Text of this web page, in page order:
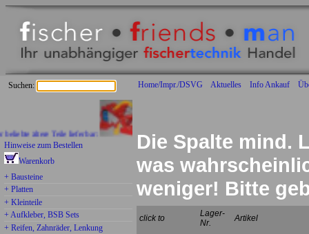
Home/Impr./DSVG Aktuelles Info Ankauf
Suchen:
ältere Teile lieferbar:
Hinweise zum Bestellen
Warenkorb
+ Bausteine
+ Platten
+ Kleinteile
+ Aufkleber, BSB Sets
+ Reifen, Zahnräder, Lenkung
Die Spalte mind.
was
weniger! Bitte
click to
Lager-
Nr.
Artikel